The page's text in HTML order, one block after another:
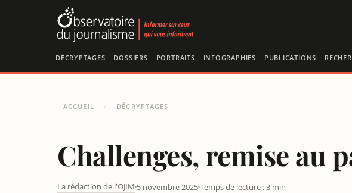
DÉCRYPTAGES DOSSIERS PORTRAITS INFOGRAPHIES PUBLICATIONS
ACCUEIL / DÉCRYPTAGES
Challenges, remise au
La rédaction de l'OJIM 5 novembre 2025Temps de lecture : 3 min
Panneau de gestion des cookies